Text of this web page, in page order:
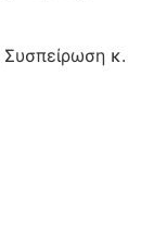
κ.